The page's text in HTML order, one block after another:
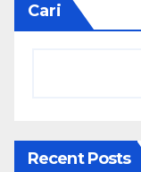
Cari
Recent Posts